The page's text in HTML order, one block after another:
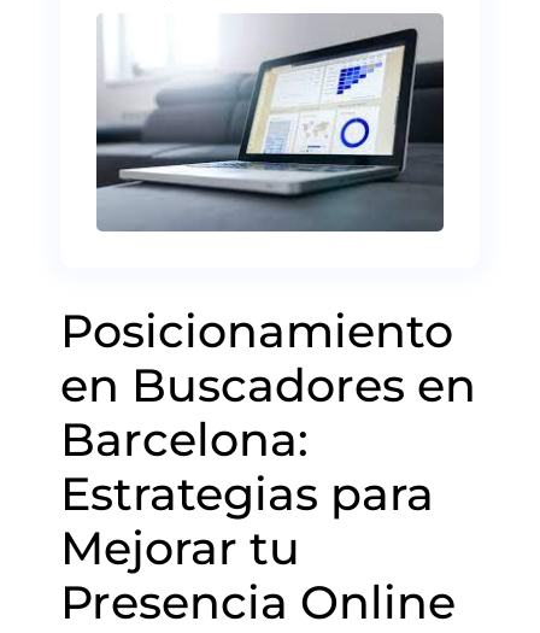
Posicionamiento
en Buscadores en
Barcelona:
Estrategias para
Mejorar tu
Presencia Online